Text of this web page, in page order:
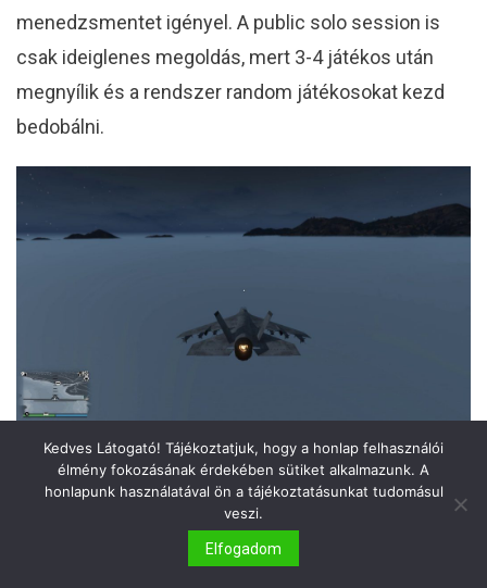
menedzsmentet igényel. A public solo session is
csak ideiglenes megoldás, mert 3-4 játékos után
megnyílik és a rendszer random játékosokat kezd
bedobálni.
földközelben. Ez mégis kinek jó?
Kedves Látogató! Tájékoztatjuk, hogy a honlap felhasználói
élmény fokozásának érdekében sütiket alkalmazunk. A
honlapunk használatával ön a tájékoztatásunkat tudomásul
veszi.
Elfogadom